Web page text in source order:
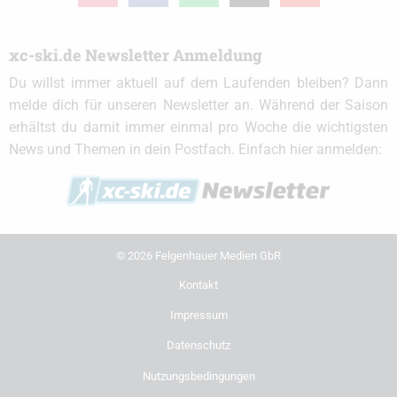
xc-ski.de Newsletter Anmeldung
Du willst immer aktuell auf dem Laufenden bleiben? Dann
melde dich für unseren Newsletter an. Während der Saison
erhältst du damit immer einmal pro Woche die wichtigsten
News und Themen in dein Postfach. Einfach hier anmelden:
© 2026 Felgenhauer Medien GbR
Kontakt
Impressum
Datenschutz
Nutzungsbedingungen